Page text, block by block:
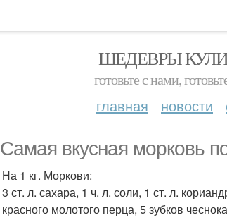
ШЕДЕВРЫ
готовьте с нами,
главная новости
Самая вкусная морковь
На 1 кг. Моркови:
3 ст. л. сахара, 1 ч. л. соли, 1 ст. л.
красного молотого перца, 5 зубков